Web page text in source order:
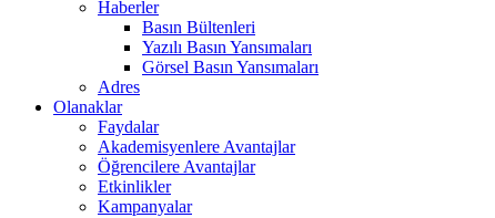
Haberler
Basın Bültenleri
Yazılı Basın Yansımaları
Görsel Basın Yansımaları
Adres
Olanaklar
Faydalar
Akademisyenlere Avantajlar
Öğrencilere Avantajlar
Etkinlikler
Kampanyalar